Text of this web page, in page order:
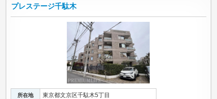
プレステージ千駄木
所在地 東京都文京区千駄木5丁目